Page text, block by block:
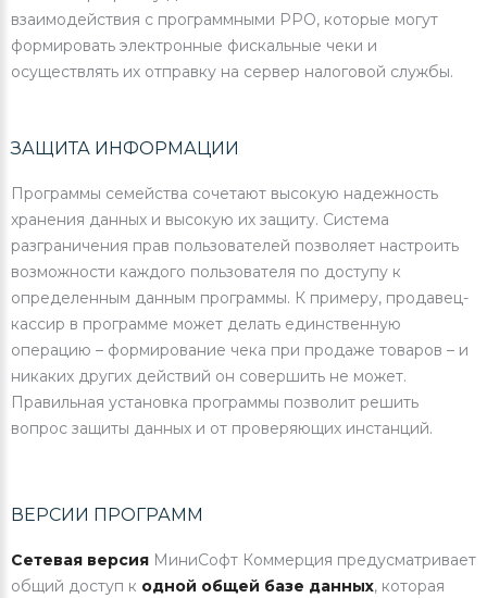
взаимодействия с программными РРО, которые могут
формировать электронные фискальные чеки и
осуществлять их отправку на сервер налоговой службы.
ЗАЩИТА ИНФОРМАЦИИ
Программы семейства сочетают высокую надежность
хранения данных и высокую их защиту. Система
разграничения прав пользователей позволяет настроить
возможности каждого пользователя по доступу к
определенным данным программы. К примеру, продавец-
кассир в программе может делать единственную
операцию – формирование чека при продаже товаров – и
никаких других действий он совершить не может.
Правильная установка программы позволит решить
вопрос защиты данных и от проверяющих инстанций.
ВЕРСИИ ПРОГРАММ
Сетевая версия МиниСофт Коммерция предусматривает
общий доступ к одной общей базе данных, которая